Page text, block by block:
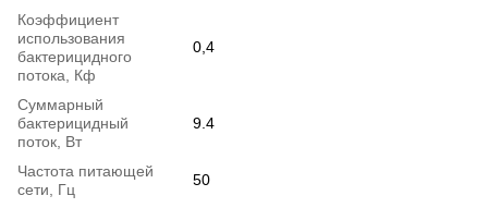
Коэффициент
использования
бактерицидного
потока, Кф
0,4
Суммарный
бактерицидный
поток, Вт
9.4
Частота питающей
сети, Гц
50